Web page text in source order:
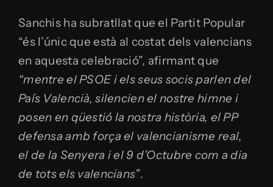
Sanchis ha subratllat que el Partit Popular
“és l’únic que està al costat dels valencians
en aquesta celebració”, afirmant que
“mentre el PSOE i els seus socis parlen del
País Valencià, silencien el nostre himne i
posen en qüestió la nostra història, el PP
defensa amb força el valencianisme real,
el de la Senyera i el 9 d’Octubre com a dia
de tots els valencians”.